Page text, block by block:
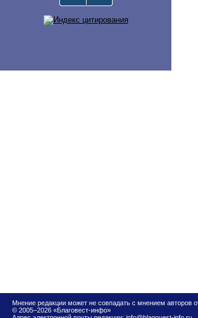
Мнение редакции может не совпадать с мнением авторов
© 2005–2026 «Благовест-инфо»